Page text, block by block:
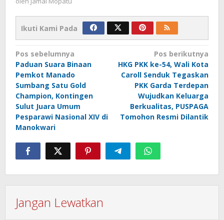
Ikuti Kami Pada
Navigasi
pos
Pos sebelumnya
Paduan Suara Binaan
Pemkot Manado
Sumbang Satu Gold
Champion, Kontingen
Sulut Juara Umum
Pesparawi Nasional XIV di
Manokwari
Pos berikutnya
HKG PKK ke-54, Wali Kota
Caroll Senduk Tegaskan
PKK Garda Terdepan
Wujudkan Keluarga
Berkualitas, PUSPAGA
Tomohon Resmi Dilantik
Jangan Lewatkan